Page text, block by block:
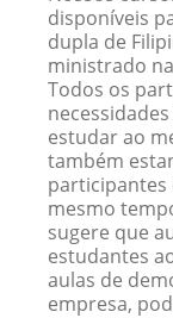
disponíveis
dupla de
ministrado
Todos os
estudar ao
também
participantes
mesmo
sugere que
estudantes
aulas de
empresa,